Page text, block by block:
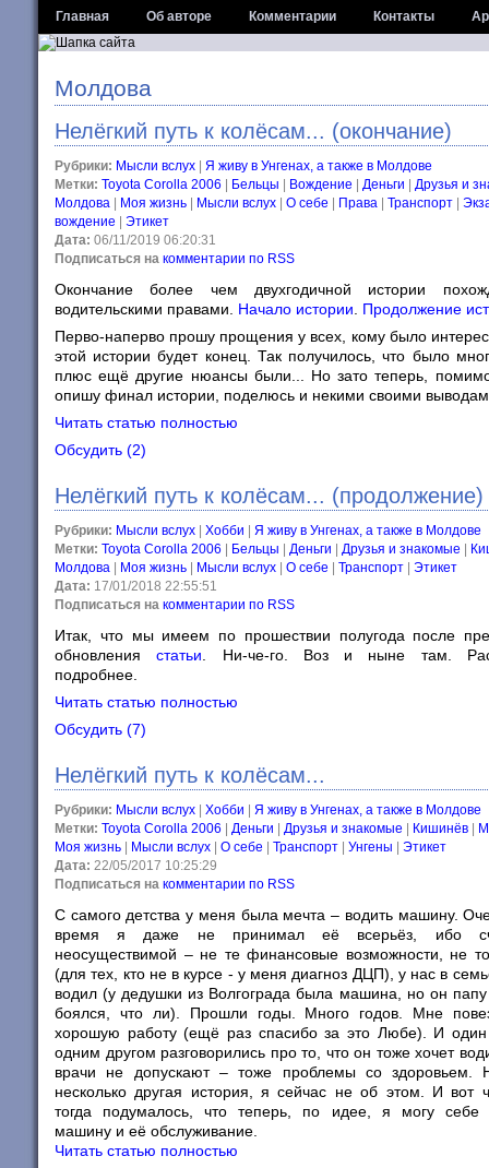
Главная Об авторе Комментарии Контакты
Молдова
Нелёгкий путь к колёсам... (окончание)
Рубрики: Мысли вслух
Я живу в Унгенах, а также в Молдове
Метки: Toyota Corolla 2006 Бельцы Вождение Деньги
Друзья и
Молдова
Моя жизнь Мысли вслух О себе Права Транспорт
вождение
Этикет
Дата: 06/11/2019 06:20:31
Подписаться на комментарии по RSS
Окончание более чем двухгодичной истории
водительскими правами. Начало истории
Продолжение
Перво-наперво прошу прощения у всех, кому было
этой истории будет конец. Так получилось, что было
плюс ещё другие нюансы были... Но зато теперь, помимо
опишу финал истории, поделюсь и некими своими
Читать статью полностью
Обсудить (2)
Нелёгкий путь к колёсам... (продолжение)
Рубрики: Мысли вслух Хобби
Я живу в Унгенах, а также в Молдове
Метки: Toyota Corolla 2006 Бельцы Деньги Друзья и знакомые
Молдова
Моя жизнь Мысли вслух О себе Транспорт
Этикет
Дата: 17/01/2018 22:55:51
Подписаться на комментарии по RSS
Итак, что мы имеем по прошествии полугода после
обновлениястатьи . Ни-че-го. Воз и ныне там.
подробнее.
Читать статью полностью
Обсудить (7)
Нелёгкий путь к колёсам...
Рубрики: Мысли вслух Хобби
Я живу в Унгенах, а также в Молдове
Метки: Toyota Corolla 2006 Деньги Друзья и знакомые Кишинёв
Моя жизнь
Мысли вслух О себе Транспорт Унгены
Этикет
Дата: 22/05/2017 10:25:29
Подписаться на комментарии по RSS
С самого детства у меня была мечта – водить машину.
время я даже не принимал её всерьёз, ибо
неосуществимой – не те финансовые возможности, не
(для тех, кто не в курсе - у меня диагноз ДЦП), у нас в
водил (у дедушки из Волгограда была машина, но он
боялся, что ли). Прошли годы. Много годов. Мне
хорошую работу (ещё раз спасибо за это Любе). И
одним другом разговорились про то, что он тоже хочет
врачи не допускают – тоже проблемы со здоровьем.
несколько другая история, я сейчас не об этом. И вот
тогда подумалось, что теперь, по идее, я могу себе
машину и её обслуживание.
Читать статью полностью